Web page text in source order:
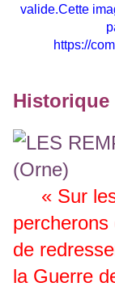
valide.Cette
https://
Historique
« Sur
de
la Guerre